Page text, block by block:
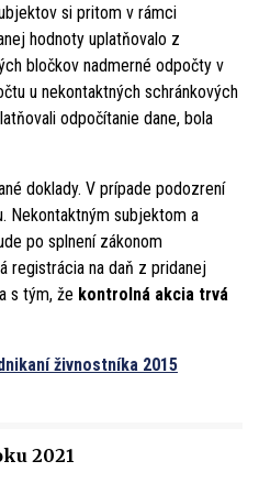
si pritom v rámci
hodnoty uplatňovalo z
bločkov nadmerné odpočty v
u nekontaktných schránkových
odpočítanie dane, bola
doklady. V prípade podozrení
Nekontaktným subjektom a
po splnení zákonom
registrácia na daň z pridanej
s tým, že kontrolná akcia trvá
živnostníka 2015
2021